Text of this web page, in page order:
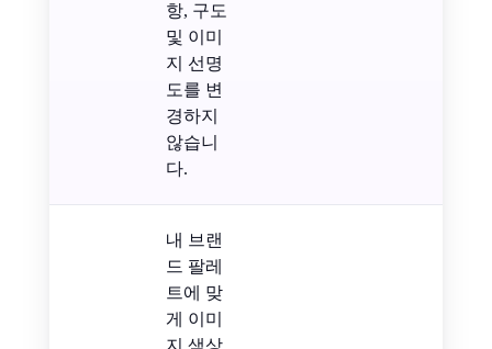
항, 구도
및 이미
지 선명
도를 변
경하지
않습니
다.
내 브랜
드 팔레
트에 맞
게 이미
지 색상